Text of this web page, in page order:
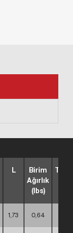
L
Birim
Ağırlık
(lbs)
TİP
1,73 0,64